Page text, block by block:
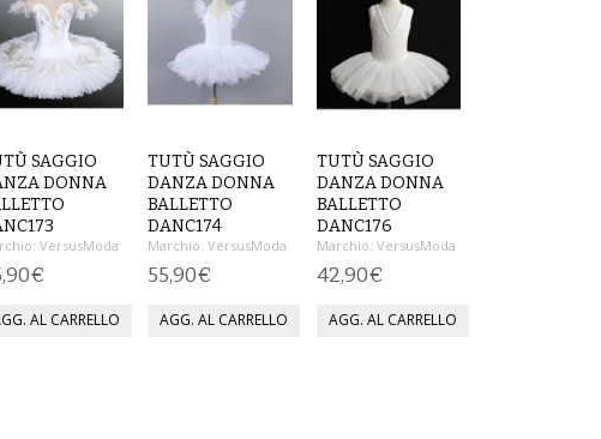
SAGGIO
DONNA
VersusModa
TUTÙ SAGGIO
DANZA DONNA
BALLETTO
DANC174
Marchio: VersusModa
55,90€
TUTÙ SAGGIO
DANZA DONNA
BALLETTO
DANC176
Marchio: VersusModa
42,90€